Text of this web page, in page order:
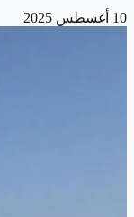
10 أغسطس 2025